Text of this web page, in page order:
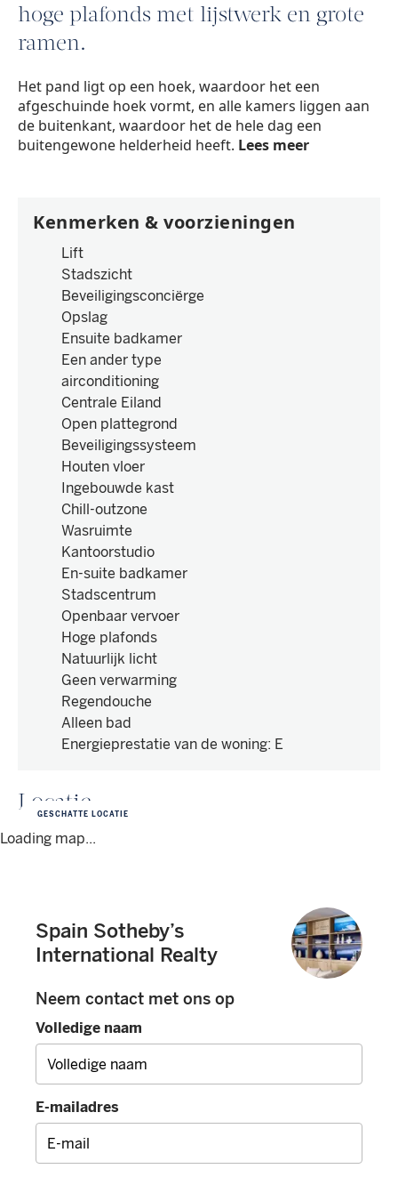
hoge plafonds met lijstwerk en grote
ramen.
Het pand ligt op een hoek, waardoor het een
afgeschuinde hoek vormt, en alle kamers liggen aan
de buitenkant, waardoor het de hele dag een
buitengewone helderheid heeft. Lees meer
Kenmerken & voorzieningen
Lift
Stadszicht
Beveiligingsconciërge
Opslag
Ensuite badkamer
Een ander type
airconditioning
Centrale Eiland
Open plattegrond
Beveiligingssysteem
Houten vloer
Ingebouwde kast
Chill-outzone
Wasruimte
Kantoorstudio
En-suite badkamer
Stadscentrum
Openbaar vervoer
Hoge plafonds
Natuurlijk licht
Geen verwarming
Regendouche
Alleen bad
Energieprestatie van de woning: E
Locatie
Loading map...
GESCHATTE LOCATIE
Spain Sotheby’s
International Realty
Neem contact met ons op
Volledige naam
E-mailadres